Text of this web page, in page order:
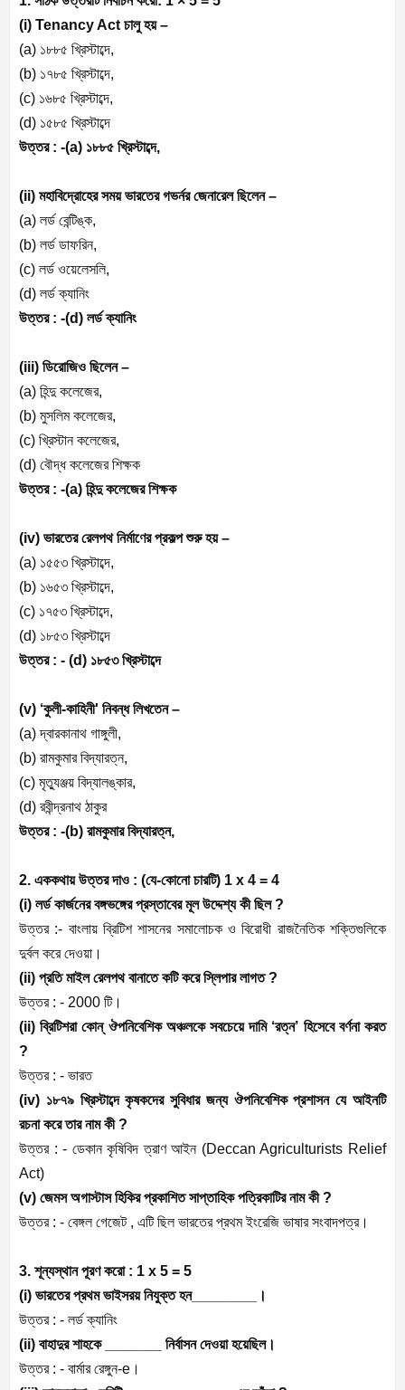
(i) Tenancy Act চালু হয় –
(a) ১৮৮৫ খ্রিস্টাব্দে,
(b) ১৭৮৫ খ্রিস্টাব্দে,
(c) ১৬৮৫ খ্রিস্টাব্দে,
(d) ১৫৮৫ খ্রিস্টাব্দে
উত্তর : -(a) ১৮৮৫ খ্রিস্টাব্দে,
(ii) মহাবিদ্রোহের সময় ভারতের গভর্নর জেনারেল ছিলেন –
(a) লর্ড বেন্টিঙ্ক,
(b) লর্ড ডাফরিন,
(c) লর্ড ওয়েলেসলি,
(d) লর্ড ক্যানিং
উত্তর : -(d) লর্ড ক্যানিং
(iii) ডিরোজিও ছিলেন –
(a) হিন্দু কলেজের,
(b) মুসলিম কলেজের,
(c) খ্রিস্টান কলেজের,
(d) বৌদ্ধ কলেজের শিক্ষক
উত্তর : -(a) হিন্দু কলেজের শিক্ষক
(iv) ভারতের রেলপথ নির্মাণের প্রকল্প শুরু হয় –
(a) ১৫৫৩ খ্রিস্টাব্দে,
(b) ১৬৫৩ খ্রিস্টাব্দে,
(c) ১৭৫৩ খ্রিস্টাব্দে,
(d) ১৮৫৩ খ্রিস্টাব্দে
উত্তর : - (d) ১৮৫৩ খ্রিস্টাব্দে
(v) ‘কুলী-কাহিনী' নিবন্ধ লিখতেন –
(a) দ্বারকানাথ গাঙ্গুলী,
(b) রামকুমার বিদ্যারত্ন,
(c) মৃত্যুঞ্জয় বিদ্যালঙ্কার,
(d) রবীন্দ্রনাথ ঠাকুর
উত্তর : -(b) রামকুমার বিদ্যারত্ন,
2. এককথায় উত্তর দাও : (যে-কোনো চারটি) 1 x 4 = 4
(i) লর্ড কার্জনের বঙ্গভঙ্গের প্রস্তাবের মূল উদ্দেশ্য কী ছিল ?
উত্তর :- বাংলায় ব্রিটিশ শাসনের সমালোচক ও বিরোধী রাজনৈতিক শক্তিগুলিকে
দুর্বল করে দেওয়া।
(ii) প্রতি মাইল রেলপথ বানাতে কটি করে স্লিপার লাগত ?
উত্তর : - 2000 টি।
(ii) ব্রিটিশরা কোন্ ঔপনিবেশিক অঞ্চলকে সবচেয়ে দামি ‘রত্ন’ হিসেবে বর্ণনা করত
?
উত্তর : - ভারত
(iv) ১৮৭৯ খ্রিস্টাব্দে কৃষকদের সুবিধার জন্য ঔপনিবেশিক প্রশাসন যে আইনটি
রচনা করে তার নাম কী ?
উত্তর : - ডেকান কৃষিবিদ ত্রাণ আইন (Deccan Agriculturists Relief
Act)
(v) জেমস অগাস্টাস হিকির প্রকাশিত সাপ্তাহিক পত্রিকাটির নাম কী ?
উত্তর : - বেঙ্গল গেজেট , এটি ছিল ভারতের প্রথম ইংরেজি ভাষার সংবাদপত্র।
3. শূন্যস্থান পূরণ করো : 1 x 5 = 5
(i) ভারতের প্রথম ভাইসরয় নিযুক্ত হন________।
উত্তর : - লর্ড ক্যানিং
(ii) বাহাদুর শাহকে _______ নির্বাসন দেওয়া হয়েছিল।
উত্তর : - বার্মার রেঙ্গুন-e।